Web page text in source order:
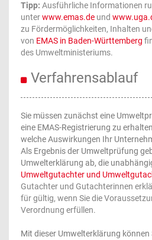
Tipp: Ausführliche Informationen
unterwww.emas.de und
zu Fördermöglichkeiten, Inhalten
von EMAS in Baden-Württemberg
des Umweltministeriums.
Verfahrensablauf
Sie müssen zunächst eine
eine EMAS-Registrierung zu
welche Auswirkungen Ihr
Als Ergebnis der Umweltprüfung
Umwelterklärung ab, die
Umweltgutachter und
Gutachter und Gutachterinnen
für gültig, wenn Sie die
Verordnung erfüllen.
Mit dieser Umwelterklärung können